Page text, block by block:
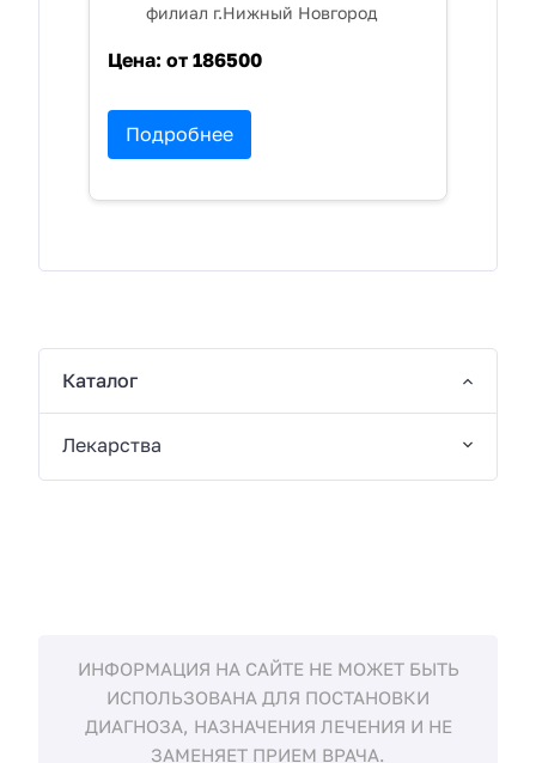
филиал г.Нижный Новгород
Цена: от 186500
Подробнее
Каталог
Лекарства
ИНФОРМАЦИЯ НА САЙТЕ НЕ МОЖЕТ БЫТЬ
ИСПОЛЬЗОВАНА ДЛЯ ПОСТАНОВКИ
ДИАГНОЗА, НАЗНАЧЕНИЯ ЛЕЧЕНИЯ И НЕ
ЗАМЕНЯЕТ ПРИЕМ ВРАЧА.